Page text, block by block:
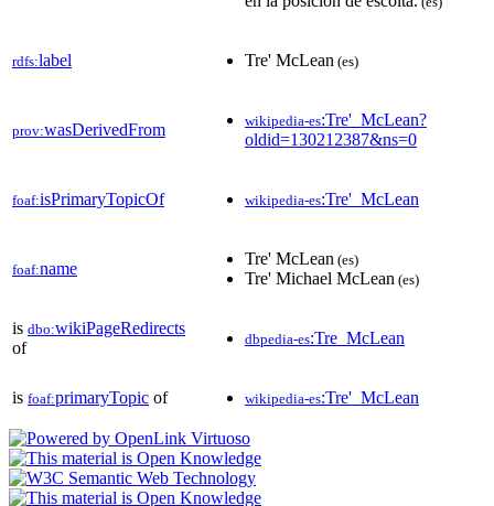
rdfs:label Tre' McLean (es)
prov:wasDerivedFrom wikipedia-es:Tre'_McLean?
oldid=130212387&ns=0
foaf:isPrimaryTopicOf wikipedia-es:Tre'_McLean
foaf:name
Tre' McLean (es)
Tre' Michael McLean (es)
is dbo:wikiPageRedirects
of
dbpedia-es:Tre_McLean
is foaf:primaryTopic of wikipedia-es:Tre'_McLean